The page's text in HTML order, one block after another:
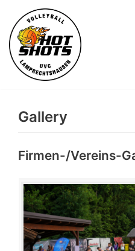
Skip
to
content
Gallery
Firmen-/Vereins-